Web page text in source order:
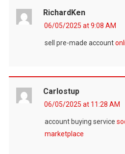
RichardKen
06/05/2025 at 9:08 AM
sell pre-made account
Carlostup
06/05/2025 at 11:28 AM
account buying service
marketplace